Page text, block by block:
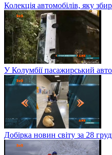
Колекція автомобілів, яку
У Колумбії пасажирський
Добірка новин світу за 28